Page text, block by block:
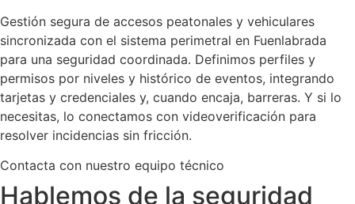
Gestión segura de accesos peatonales y vehiculares
sincronizada con el sistema perimetral en Fuenlabrada
para una seguridad coordinada. Definimos perfiles y
permisos por niveles y histórico de eventos, integrando
tarjetas y credenciales y, cuando encaja, barreras. Y si lo
necesitas, lo conectamos con videoverificación para
resolver incidencias sin fricción.
Contacta con nuestro equipo técnico
Hablemos de la seguridad